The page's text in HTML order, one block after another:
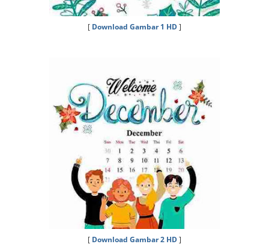
[ Download Gambar 1 HD]
[ Download Gambar 2 HD]